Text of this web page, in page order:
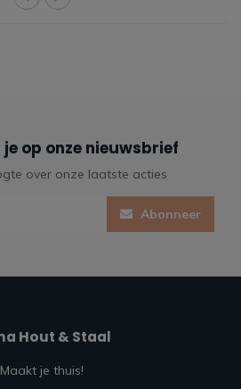
op onze nieuwsbrief
over onze laatste acties
Abonneer
Hout & Staal
Maakt je thuis!